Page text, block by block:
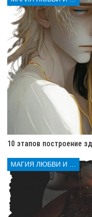
Не делитесь
знаете.
Любовь с
Любовь с первого
её особенно ярко. Но
Кто пытается
будут те, кто
в ретроградный
Некоторые хотят
Что делать?
спешите с
человека.
10 этапов построение